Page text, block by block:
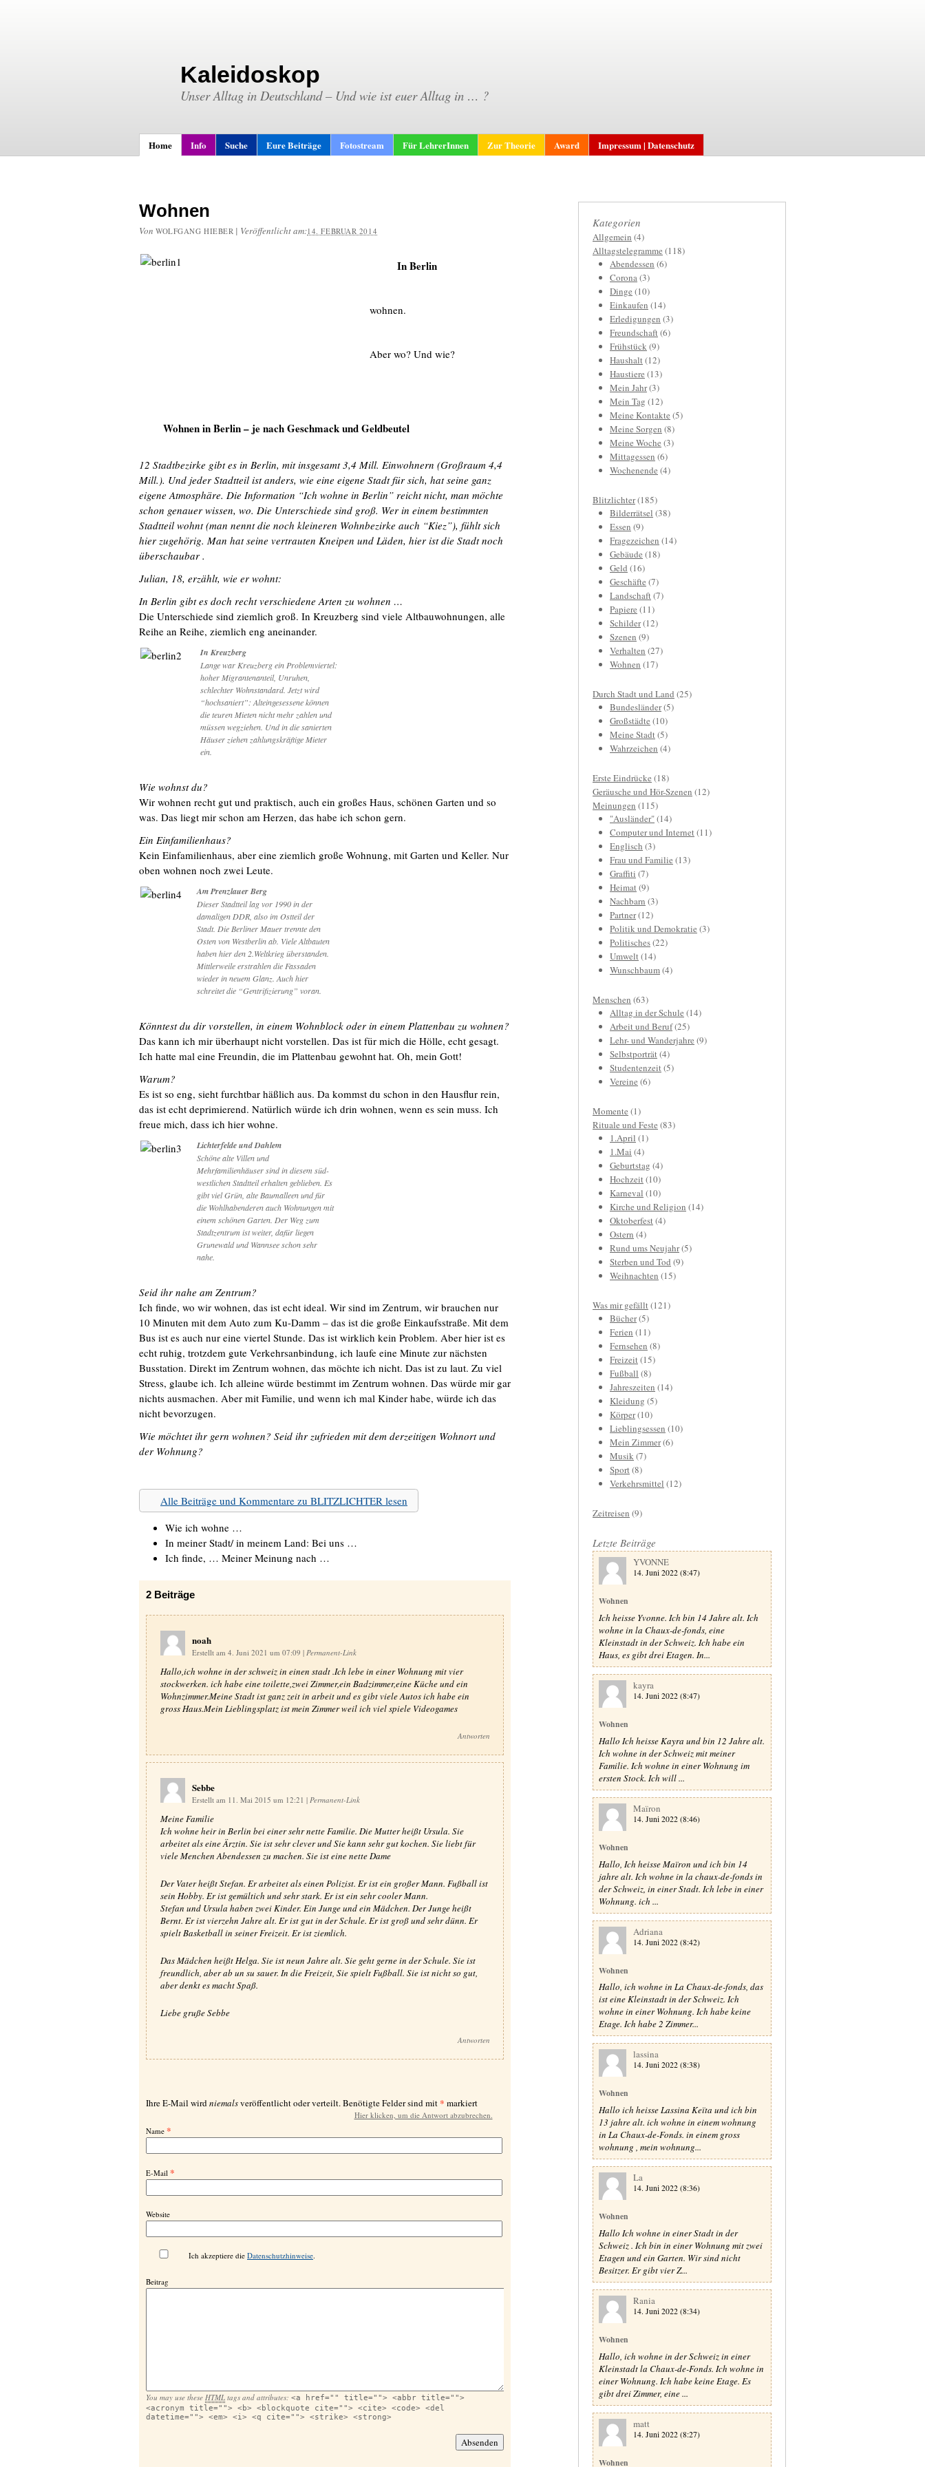
Kaleidoskop
Unser Alltag in Deutschland – Und wie ist euer Alltag in … ?
Home Info Suche Eure Beiträge Fotostream Für LehrerInnen Zur Theorie Award Impressum | Datenschutz
Wohnen
Von WOLFGANG HIEBER | Veröffentlicht am:14. FEBRUAR 2014
In Berlin
wohnen.
Aber wo? Und wie?
Wohnen in Berlin – je nach Geschmack und Geldbeutel
12 Stadtbezirke gibt es in Berlin, mit insgesamt 3,4 Mill. Einwohnern (Großraum 4,4
Mill.). Und jeder Stadtteil ist anders, wie eine eigene Stadt für sich, hat seine ganz
eigene Atmosphäre. Die Information “Ich wohne in Berlin” reicht nicht, man möchte
schon genauer wissen, wo. Die Unterschiede sind groß. Wer in einem bestimmten
Stadtteil wohnt (man nennt die noch kleineren Wohnbezirke auch “Kiez”), fühlt sich
hier zugehörig. Man hat seine vertrauten Kneipen und Läden, hier ist die Stadt noch
überschaubar .
Julian, 18, erzählt, wie er wohnt:
In Berlin gibt es doch recht verschiedene Arten zu wohnen …
Die Unterschiede sind ziemlich groß. In Kreuzberg sind viele Altbauwohnungen, alle
Reihe an Reihe, ziemlich eng aneinander.
In Kreuzberg
Lange war Kreuzberg ein Problemviertel:
hoher Migrantenanteil, Unruhen,
schlechter Wohnstandard. Jetzt wird
“hochsaniert”: Alteingesessene können
die teuren Mieten nicht mehr zahlen und
müssen wegziehen. Und in die sanierten
Häuser ziehen zahlungskräftige Mieter
ein.
Wie wohnst du?
Wir wohnen recht gut und praktisch, auch ein großes Haus, schönen Garten und so
was. Das liegt mir schon am Herzen, das habe ich schon gern.
Ein Einfamilienhaus?
Kein Einfamilienhaus, aber eine ziemlich große Wohnung, mit Garten und Keller. Nur
oben wohnen noch zwei Leute.
Am Prenzlauer Berg
Dieser Stadtteil lag vor 1990 in der
damaligen DDR, also im Ostteil der
Stadt. Die Berliner Mauer trennte den
Osten von Westberlin ab. Viele Altbauten
haben hier den 2.Weltkrieg überstanden.
Mittlerweile erstrahlen die Fassaden
wieder in neuem Glanz. Auch hier
schreitet die “Gentrifizierung” voran.
Könntest du dir vorstellen, in einem Wohnblock oder in einem Plattenbau zu wohnen?
Das kann ich mir überhaupt nicht vorstellen. Das ist für mich die Hölle, echt gesagt.
Ich hatte mal eine Freundin, die im Plattenbau gewohnt hat. Oh, mein Gott!
Warum?
Es ist so eng, sieht furchtbar häßlich aus. Da kommst du schon in den Hausflur rein,
das ist echt deprimierend. Natürlich würde ich drin wohnen, wenn es sein muss. Ich
freue mich, dass ich hier wohne.
Lichterfelde und Dahlem
Schöne alte Villen und
Mehrfamilienhäuser sind in diesem süd-
westlichen Stadtteil erhalten geblieben. Es
gibt viel Grün, alte Baumalleen und für
die Wohlhabenderen auch Wohnungen mit
einem schönen Garten. Der Weg zum
Stadtzentrum ist weiter, dafür liegen
Grunewald und Wannsee schon sehr
nahe.
Seid ihr nahe am Zentrum?
Ich finde, wo wir wohnen, das ist echt ideal. Wir sind im Zentrum, wir brauchen nur
10 Minuten mit dem Auto zum Ku-Damm – das ist die große Einkaufsstraße. Mit dem
Bus ist es auch nur eine viertel Stunde. Das ist wirklich kein Problem. Aber hier ist es
echt ruhig, trotzdem gute Verkehrsanbindung, ich laufe eine Minute zur nächsten
Busstation. Direkt im Zentrum wohnen, das möchte ich nicht. Das ist zu laut. Zu viel
Stress, glaube ich. Ich alleine würde bestimmt im Zentrum wohnen. Das würde mir gar
nichts ausmachen. Aber mit Familie, und wenn ich mal Kinder habe, würde ich das
nicht bevorzugen.
Wie möchtet ihr gern wohnen? Seid ihr zufrieden mit dem derzeitigen Wohnort und
der Wohnung?
Alle Beiträge und Kommentare zu BLITZLICHTER lesen
Wie ich wohne …
In meiner Stadt/ in meinem Land: Bei uns …
Ich finde, … Meiner Meinung nach …
2 Beiträge
noah
Erstellt am 4. Juni 2021 um 07:09 | Permanent-Link
Hallo,ich wohne in der schweiz in einen stadt .Ich lebe in einer Wohnung mit vier
stockwerken. ich habe eine toilette,zwei Zimmer,ein Badzimmer,eine Küche und ein
Wohnzimmer.Meine Stadt ist ganz zeit in arbeit und es gibt viele Autos ich habe ein
gross Haus.Mein Lieblingsplatz ist mein Zimmer weil ich viel spiele Videogames
Antworten
Sebbe
Erstellt am 11. Mai 2015 um 12:21 | Permanent-Link
Meine Familie
Ich wohne heir in Berlin bei einer sehr nette Familie. Die Mutter heißt Ursula. Sie
arbeitet als eine Ärztin. Sie ist sehr clever und Sie kann sehr gut kochen. Sie liebt für
viele Menchen Abendessen zu machen. Sie ist eine nette Dame
Der Vater heißt Stefan. Er arbeitet als einen Polizist. Er ist ein großer Mann. Fußball ist
sein Hobby. Er ist gemültich und sehr stark. Er ist ein sehr cooler Mann.
Stefan und Ursula haben zwei Kinder. Ein Junge und ein Mädchen. Der Junge heißt
Bernt. Er ist vierzehn Jahre alt. Er ist gut in der Schule. Er ist groß und sehr dünn. Er
spielt Basketball in seiner Freizeit. Er ist ziemlich.
Das Mädchen heißt Helga. Sie ist neun Jahre alt. Sie geht gerne in der Schule. Sie ist
freundlich, aber ab un su sauer. In die Freizeit, Sie spielt Fußball. Sie ist nicht so gut,
aber denkt es macht Spaß.
Liebe gruße Sebbe
Antworten
Hier klicken, um die Antwort abzubrechen.
Ihre E-Mail wirdniemalsveröffentlicht oder verteilt. Benötigte Felder sind mit* markiert
Name *
E-Mail *
Website
Ich akzeptiere die Datenschutzhinweise.
Beitrag
You may use these HTML tags and attributes: <a href="" title=""> <abbr title="">
<acronym title=""> <b> <blockquote cite=""> <cite> <code> <del
datetime=""> <em> <i> <q cite=""> <strike> <strong>
Kategorien
Allgemein (4)
Alltagstelegramme (118)
Abendessen (6)
Corona(3)
Dinge (10)
Einkaufen (14)
Erledigungen (3)
Freundschaft(6)
Frühstück(9)
Haushalt(12)
Haustiere (13)
Mein Jahr(3)
Mein Tag (12)
Meine Kontakte (5)
Meine Sorgen (8)
Meine Woche (3)
Mittagessen (6)
Wochenende (4)
Blitzlichter(185)
Bilderrätsel (38)
Essen (9)
Fragezeichen (14)
Gebäude (18)
Geld (16)
Geschäfte (7)
Landschaft(7)
Papiere (11)
Schilder(12)
Szenen (9)
Verhalten (27)
Wohnen (17)
Durch Stadt und Land (25)
Bundesländer(5)
Großstädte (10)
Meine Stadt(5)
Wahrzeichen (4)
Erste Eindrücke (18)
Geräusche und Hör-Szenen (12)
Meinungen (115)
"Ausländer"(14)
Computer und Internet(11)
Englisch (3)
Frau und Familie (13)
Graffiti (7)
Heimat(9)
Nachbarn (3)
Partner(12)
Politik und Demokratie (3)
Politisches(22)
Umwelt(14)
Wunschbaum(4)
Menschen (63)
Alltag in der Schule (14)
Arbeit und Beruf(25)
Lehr- und Wanderjahre (9)
Selbstporträt(4)
Studentenzeit(5)
Vereine (6)
Momente (1)
Rituale und Feste (83)
1.April (1)
1.Mai (4)
Geburtstag (4)
Hochzeit(10)
Karneval (10)
Kirche und Religion (14)
Oktoberfest(4)
Ostern (4)
Rund ums Neujahr(5)
Sterben und Tod (9)
Weihnachten (15)
Was mir gefällt(121)
Bücher(5)
Ferien (11)
Fernsehen (8)
Freizeit(15)
Fußball (8)
Jahreszeiten (14)
Kleidung (5)
Körper(10)
Lieblingsessen (10)
Mein Zimmer(6)
Musik(7)
Sport(8)
Verkehrsmittel (12)
Zeitreisen (9)
Letzte Beiträge
YVONNE
14. Juni 2022 (8:47)
Wohnen
Ich heisse Yvonne. Ich bin 14 Jahre alt. Ich
wohne in la Chaux-de-fonds, eine
Kleinstadt in der Schweiz. Ich habe ein
Haus, es gibt drei Etagen. In...
kayra
14. Juni 2022 (8:47)
Wohnen
Hallo Ich heisse Kayra und bin 12 Jahre alt.
Ich wohne in der Schweiz mit meiner
Familie. Ich wohne in einer Wohnung im
ersten Stock. Ich will ...
Maïron
14. Juni 2022 (8:46)
Wohnen
Hallo, Ich heisse Maïron und ich bin 14
jahre alt. Ich wohne in la chaux-de-fonds in
der Schweiz, in einer Stadt. Ich lebe in einer
Wohnung. ich ...
Adriana
14. Juni 2022 (8:42)
Wohnen
Hallo, ich wohne in La Chaux-de-fonds, das
ist eine Kleinstadt in der Schweiz. Ich
wohne in einer Wohnung. Ich habe keine
Etage. Ich habe 2 Zimmer...
lassina
14. Juni 2022 (8:38)
Wohnen
Hallo ich heisse Lassina Keïta und ich bin
13 jahre alt. ich wohne in einem wohnung
in La Chaux-de-Fonds. in einem gross
wohnung , mein wohnung...
La
14. Juni 2022 (8:36)
Wohnen
Hallo Ich wohne in einer Stadt in der
Schweiz . Ich bin in einer Wohnung mit zwei
Etagen und ein Garten. Wir sind nicht
Besitzer. Er gibt vier Z...
Rania
14. Juni 2022 (8:34)
Wohnen
Hallo, ich wohne in der Schweiz in einer
Kleinstadt la Chaux-de-Fonds. Ich wohne in
einer Wohnung. Ich habe keine Etage. Es
gibt drei Zimmer, eine ...
matt
14. Juni 2022 (8:27)
Wohnen